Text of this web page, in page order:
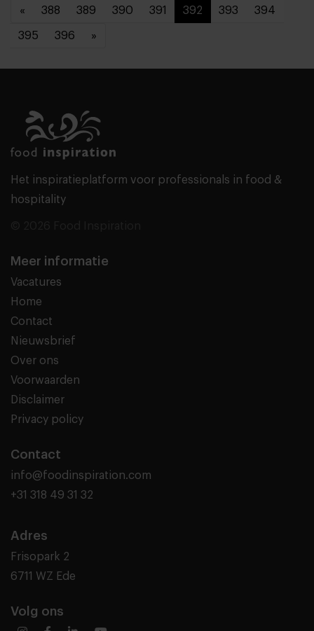
« 388 389 390 391 392 393 394
395 396 »
Het inspiratieplatform voor professionals in food &
hospitality
Meer informatie
Vacatures
Home
Contact
Nieuwsbrief
Over ons
Voorwaarden
Disclaimer
Privacy policy
Contact
info@foodinspiration.com
+31 318 49 31 32
Adres
Frisopark 2
6711 WZ Ede
Volg ons